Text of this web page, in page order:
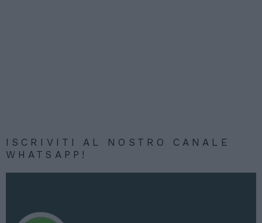
ISCRIVITI AL NOSTRO CANALE
WHATSAPP!